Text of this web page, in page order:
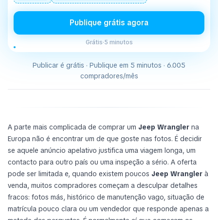
Publique grátis agora
Grátis·5 minutos
Publicar é grátis · Publique em 5 minutos · 6.005
compradores/mês
A parte mais complicada de comprar um Jeep Wrangler na
Europa não é encontrar um de que goste nas fotos. É decidir
se aquele anúncio apelativo justifica uma viagem longa, um
contacto para outro país ou uma inspeção a sério. A oferta
pode ser limitada e, quando existem poucos Jeep Wrangler à
venda, muitos compradores começam a desculpar detalhes
fracos: fotos más, histórico de manutenção vago, situação de
matrícula pouco clara ou um vendedor que responde apenas a